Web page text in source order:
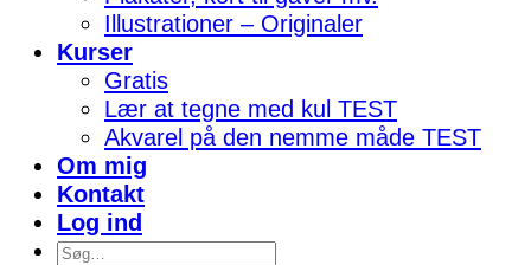
Illustrationer – Originaler
Kurser
Gratis
Lær at tegne med kul TEST
Akvarel på den nemme måde TEST
Om mig
Kontakt
Log ind
Søg